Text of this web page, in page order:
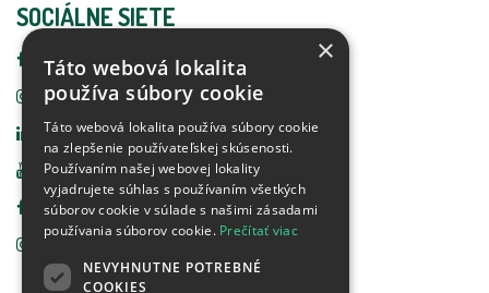
SOCIÁLNE SIETE
Facebook Vital Life
Instagram Vital Life
Linkedin Vital Life
YouTube Vital Life
Facebook Food Detective
×
Táto webová lokalita
používa súbory cookie
Táto webová lokalita používa súbory cookie
na zlepšenie používateľskej skúsenosti.
Používaním našej webovej lokality
vyjadrujete súhlas s používaním všetkých
súborov cookie v súlade s našimi zásadami
používania súborov cookie. Prečítať viac
NEVYHNUTNE POTREBNÉ
COOKIES